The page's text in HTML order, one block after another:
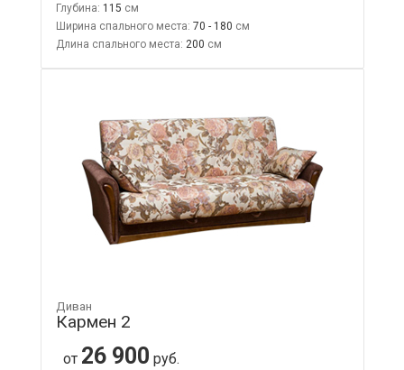
Глубина: 115
Ширина спального места: 70 - 180
Длина спального места: 200
Диван
Кармен 2
от 26 900 руб.